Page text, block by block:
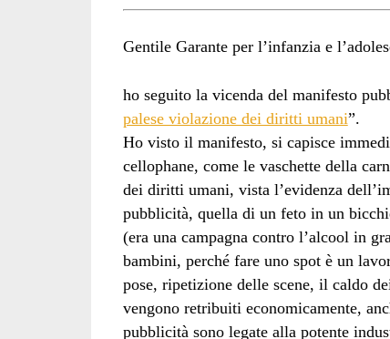
Gentile Garante per l’infanzia e
ho seguito la vicenda del manifesto
palese violazione dei diritti umani”.
Ho visto il manifesto, si capisce
cellophane, come le vaschette della
dei diritti umani, vista l’evidenza
pubblicità, quella di un feto in un
(era una campagna contro l’alcool in
bambini, perché fare uno spot è un
pose, ripetizione delle scene, il caldo
vengono retribuiti economicamente,
pubblicità sono legate alla potente